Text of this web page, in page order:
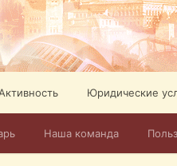
Наша команда
Активность Юридические
339
аккаунт из этого форума?т из э